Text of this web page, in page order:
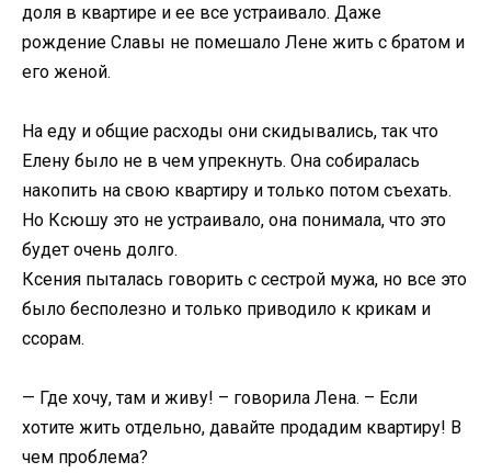
доля в квартире и ее все устраивало. Даже
рождение Славы не помешало Лене жить с братом и
его женой.
На еду и общие расходы они скидывались, так что
Елену было не в чем упрекнуть. Она собиралась
накопить на свою квартиру и только потом съехать.
Но Ксюшу это не устраивало, она понимала, что это
будет очень долго.
Ксения пыталась говорить с сестрой мужа, но все это
было бесполезно и только приводило к крикам и
ссорам.
— Где хочу, там и живу! – говорила Лена. – Если
хотите жить отдельно, давайте продадим квартиру! В
чем проблема?